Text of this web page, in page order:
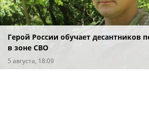
Герой России обучает десантников
в зоне СВО
5 августа, 18:09